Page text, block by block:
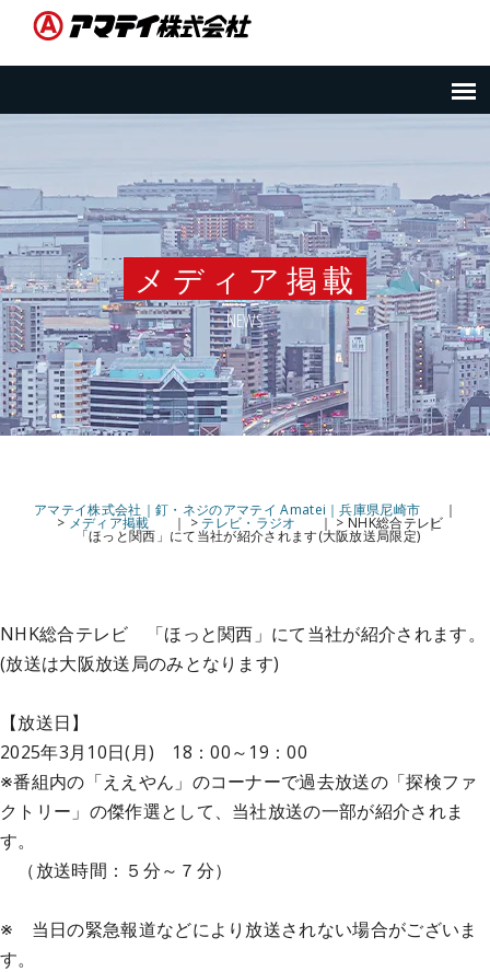
メディア掲載
NEWS
アマテイ株式会社｜釘・ネジのアマテイ Amatei｜兵庫県尼崎市
> メディア掲載 > テレビ・ラジオ > NHK総合テレビ
「ほっと関西」にて当社が紹介されます(大阪放送局限定)
NHK総合テレビ 「ほっと関西」にて当社が紹介されます。
(放送は大阪放送局のみとなります)
【放送日】
2025年3月10日(月) 18：00～19：00
※番組内の「ええやん」のコーナーで過去放送の「探検ファ
クトリー」の傑作選として、当社放送の一部が紹介されま
す。
（放送時間：５分～７分）
※ 当日の緊急報道などにより放送されない場合がございま
す。